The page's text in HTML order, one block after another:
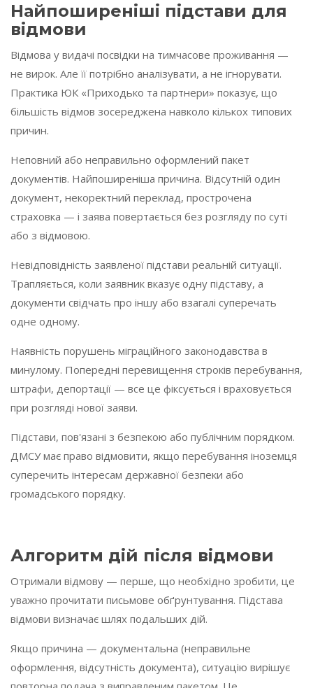
Найпоширеніші підстави для
відмови
Відмова у видачі посвідки на тимчасове проживання —
не вирок. Але її потрібно аналізувати, а не ігнорувати.
Практика ЮК «Приходько та партнери» показує, що
більшість відмов зосереджена навколо кількох типових
причин.
Неповний або неправильно оформлений пакет
документів. Найпоширеніша причина. Відсутній один
документ, некоректний переклад, прострочена
страховка — і заява повертається без розгляду по суті
або з відмовою.
Невідповідність заявленої підстави реальній ситуації.
Трапляється, коли заявник вказує одну підставу, а
документи свідчать про іншу або взагалі суперечать
одне одному.
Наявність порушень міграційного законодавства в
минулому. Попередні перевищення строків перебування,
штрафи, депортації — все це фіксується і враховується
при розгляді нової заяви.
Підстави, пов'язані з безпекою або публічним порядком.
ДМСУ має право відмовити, якщо перебування іноземця
суперечить інтересам державної безпеки або
громадського порядку.
Алгоритм дій після відмови
Отримали відмову — перше, що необхідно зробити, це
уважно прочитати письмове обґрунтування. Підстава
відмови визначає шлях подальших дій.
Якщо причина — документальна (неправильне
оформлення, відсутність документа), ситуацію вирішує